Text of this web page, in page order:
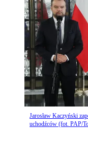
Jarosław Kaczyński
uchodźców (fot. PAP/